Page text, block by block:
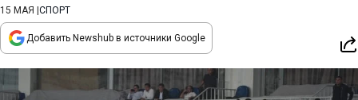
15 МАЯ СПОРТ
Добавить Newshub в источники Google